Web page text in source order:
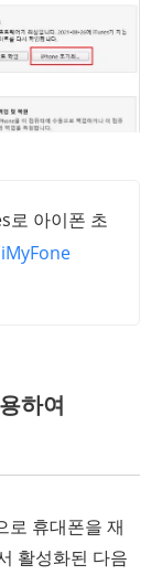
로 아이폰 초
하여
로 휴대폰을 재
활성화된 다음